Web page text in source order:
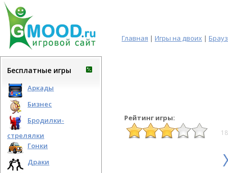
Главная | Игры на двоих |
Бесплатные игры
Аркады
Бизнес
Бродилки-
стрелялки
Гонки
Драки
Рейтинг игры: